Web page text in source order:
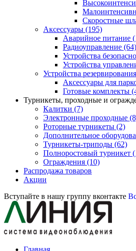
Скоростные
Аксессуары (195)
Аварийное питание
Радиоуправление (64)
Устройства
Устройства
Устройства
Аксессуары для
Готовые комплекты
Турникеты, проходные и
Калитки (7)
Электронные проходные
Роторные турникеты (2)
Дополнительное
Турникеты-триподы (62)
Полноростовый турникет
Ограждения (10)
Распродажа товаров
Акции
Вступайте в нашу группу вконтакте
Главная